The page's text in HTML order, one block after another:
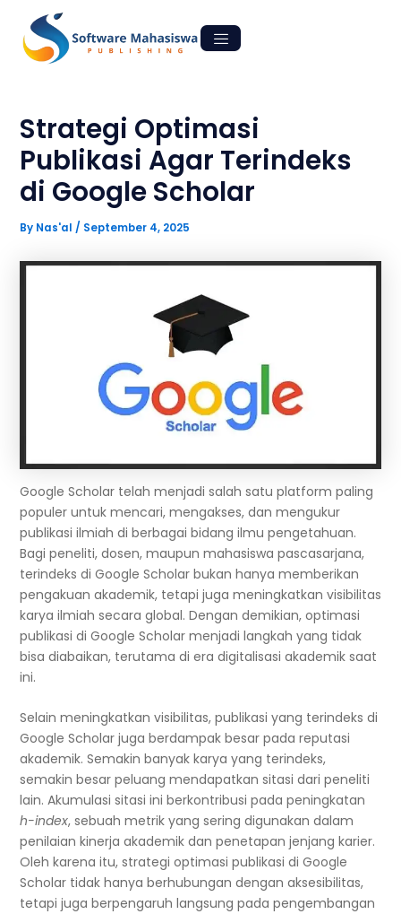
content
Strategi Optimasi
Publikasi Agar Terindeks
di Google Scholar
By Nas'al / September 4, 2025
Google Scholar telah menjadi salah satu platform paling
populer untuk mencari, mengakses, dan mengukur
publikasi ilmiah di berbagai bidang ilmu pengetahuan.
Bagi peneliti, dosen, maupun mahasiswa pascasarjana,
terindeks di Google Scholar bukan hanya memberikan
pengakuan akademik, tetapi juga meningkatkan visibilitas
karya ilmiah secara global. Dengan demikian, optimasi
publikasi di Google Scholar menjadi langkah yang tidak
bisa diabaikan, terutama di era digitalisasi akademik saat
ini.
Selain meningkatkan visibilitas, publikasi yang terindeks di
Google Scholar juga berdampak besar pada reputasi
akademik. Semakin banyak karya yang terindeks,
semakin besar peluang mendapatkan sitasi dari peneliti
lain. Akumulasi sitasi ini berkontribusi pada peningkatan
h-index, sebuah metrik yang sering digunakan dalam
penilaian kinerja akademik dan penetapan jenjang karier.
Oleh karena itu, strategi optimasi publikasi di Google
Scholar tidak hanya berhubungan dengan aksesibilitas,
tetapi juga berpengaruh langsung pada pengembangan
navigation